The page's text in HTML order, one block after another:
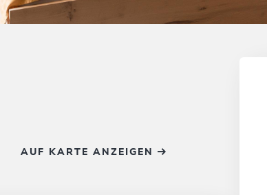
AUF KARTE ANZEIGEN